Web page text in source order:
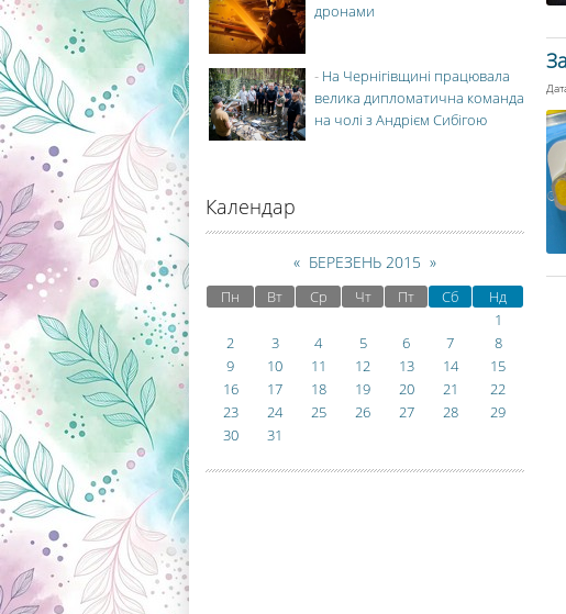
дронами
- На Чернігівщині працювала
велика дипломатична команда
на чолі з Андрієм Сибігою
Календар
« БЕРЕЗЕНЬ 2015 »
Пн Вт Ср Чт Пт Сб
Нд
1
2
3 4 5 6 7
8
9
10 11 12 13 14
15
16
17 18 19 20 21
22
23
24 25 26 27 28
29
30
31